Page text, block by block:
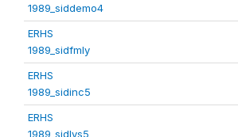
1989_siddemo4
ERHS
1989_sidfmly
ERHS
1989_sidinc5
ERHS
1989_sidlvs5